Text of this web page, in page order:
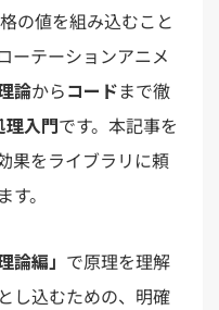
の値を組み込むこと
ーテーションアニメ
論からコードまで徹
入門です。本記事を
果をライブラリに頼
。
論編」 で原理を理解
し込むための、明確